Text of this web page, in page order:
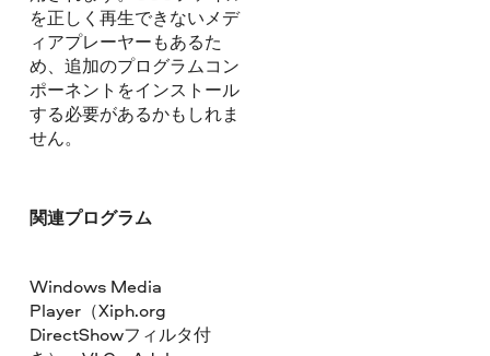
を正しく再生できないメデ
ィアプレーヤーもあるた
め、追加のプログラムコン
ポーネントをインストール
する必要があるかもしれま
せん。
関連プログラム
Windows Media
Player（Xiph.org
DirectShowフィルタ付